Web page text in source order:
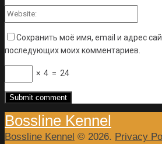
Сохранить моё имя, email и адрес
последующих моих комментариев.
× 4 = 24
Bossline Kennel
Bossline Kennel © 2026. Privacy